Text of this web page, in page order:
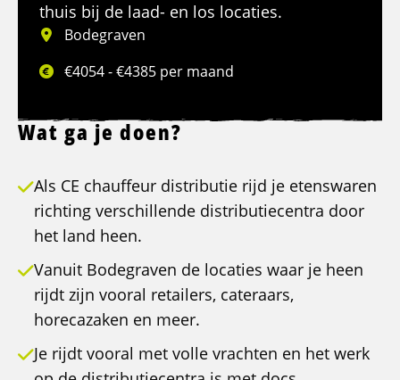
thuis bij de laad- en los locaties.
Bodegraven
€4054 - €4385 per maand
Wat ga je doen?
Als CE chauffeur distributie rijd je etenswaren
richting verschillende distributiecentra door
het land heen.
Vanuit Bodegraven de locaties waar je heen
rijdt zijn vooral retailers, cateraars,
horecazaken en meer.
Je rijdt vooral met volle vrachten en het werk